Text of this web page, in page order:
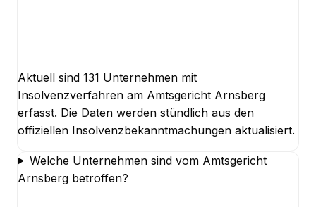
Aktuell sind 131 Unternehmen mit
Insolvenzverfahren am Amtsgericht Arnsberg
erfasst. Die Daten werden stündlich aus den
offiziellen Insolvenzbekanntmachungen aktualisiert.
Welche Unternehmen sind vom Amtsgericht
Arnsberg betroffen?